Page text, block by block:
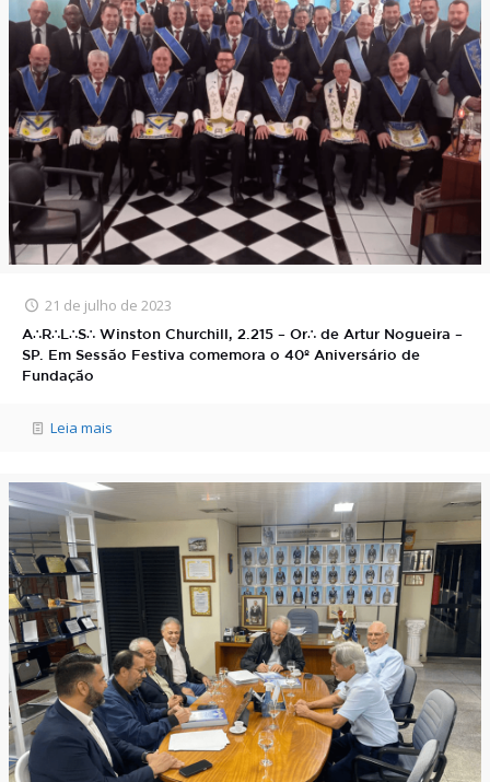
21 de julho de 2023
A∴R∴L∴S∴ Winston Churchill, 2.215 – Or∴ de Artur Nogueira –
SP. Em Sessão Festiva comemora o 40º Aniversário de
Fundação
Leia mais